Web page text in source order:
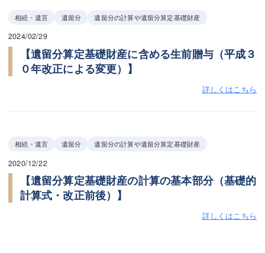
相続・遺言 遺留分 遺留分の計算や遺留分算定基礎財産
2024/02/29
【遺留分算定基礎財産に含める生前贈与（平成３
０年改正による変更）】
詳しくはこちら
相続・遺言 遺留分 遺留分の計算や遺留分算定基礎財産
2020/12/22
【遺留分算定基礎財産の計算の基本部分（基礎的
計算式・改正前後）】
詳しくはこちら